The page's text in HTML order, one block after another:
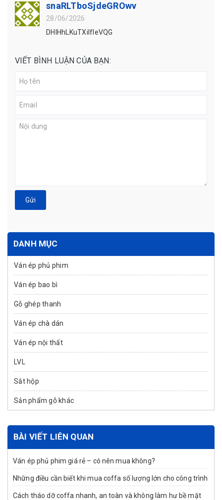
snaRLTboSjdeGROwv
28/06/2026
DHlHhLKuTXiIfIeVQG
VIẾT BÌNH LUẬN CỦA BẠN:
Gửi
DANH MỤC
Ván ép phủ phim
Ván ép bao bì
Gỗ ghép thanh
Ván ép chà dán
Ván ép nội thất
LVL
Sắt hộp
Sản phẩm gỗ khác
BÀI VIẾT LIÊN QUAN
Ván ép phủ phim giá rẻ – có nên mua không?
Những điều cần biết khi mua coffa số lượng lớn cho công trình
Cách tháo dỡ coffa nhanh, an toàn và không làm hư bề mặt